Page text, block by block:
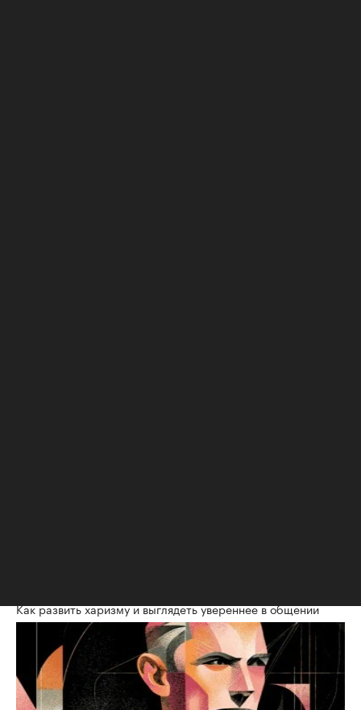
Как развить харизму и выглядеть увереннее в общении